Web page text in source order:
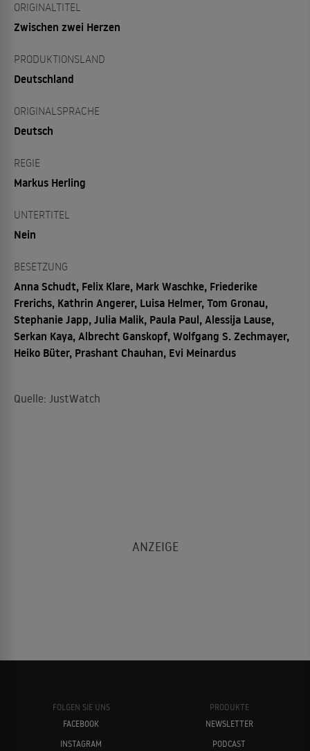
ORIGINALTITEL
Zwischen zwei Herzen
PRODUKTIONSLAND
Deutschland
ORIGINALSPRACHE
Deutsch
REGIE
Markus Herling
UNTERTITEL
Nein
BESETZUNG
Anna Schudt, Felix Klare, Mark Waschke, Friederike
Frerichs, Kathrin Angerer, Luisa Helmer, Tom Gronau,
Stephanie Japp, Julia Malik, Paula Paul, Alessija Lause,
Serkan Kaya, Albrecht Ganskopf, Wolfgang S. Zechmayer,
Heiko Büter, Prashant Chauhan, Evi Meinardus
Quelle: JustWatch
FOLGEN SIE UNS
FACEBOOK
INSTAGRAM
PRODUKTE
NEWSLETTER
PODCAST